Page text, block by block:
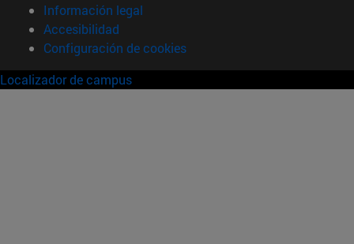
Información legal
Accesibilidad
Configuración de cookies
Localizador de campus